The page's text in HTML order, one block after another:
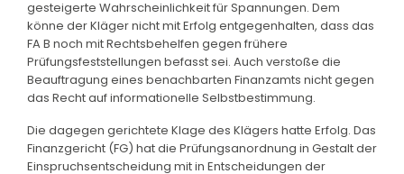
gesteigerte Wahrscheinlichkeit für Spannungen. Dem
könne der Kläger nicht mit Erfolg entgegenhalten, dass das
FA B noch mit Rechtsbehelfen gegen frühere
Prüfungsfeststellungen befasst sei. Auch verstoße die
Beauftragung eines benachbarten Finanzamts nicht gegen
das Recht auf informationelle Selbstbestimmung.
Die dagegen gerichtete Klage des Klägers hatte Erfolg. Das
Finanzgericht (FG) hat die Prüfungsanordnung in Gestalt der
Einspruchsentscheidung mit in Entscheidungen der